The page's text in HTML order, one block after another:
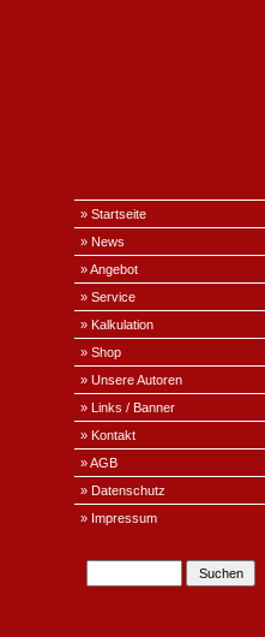
» Startseite
» News
» Angebot
» Service
» Kalkulation
» Shop
» Unsere Autoren
» Links / Banner
» Kontakt
» AGB
» Datenschutz
» Impressum